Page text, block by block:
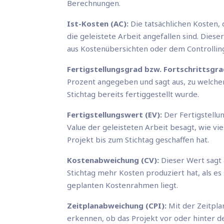
Berechnungen.
Ist-Kosten (AC): Die tatsächlichen
die geleistete Arbeit angefallen sind.
aus Kostenübersichten oder dem
Fertigstellungsgrad bzw.
Prozent angegeben und sagt aus, zu
Stichtag bereits fertiggestellt wurde.
Fertigstellungswert (EV): Der
Value der geleisteten Arbeit besagt, wie
Projekt bis zum Stichtag geschaffen hat.
Kostenabweichung (CV): Dieser Wert sagt
Stichtag mehr Kosten produziert hat, als
geplanten Kostenrahmen liegt.
Zeitplanabweichung (CPI): Mit der
erkennen, ob das Projekt vor oder hinter